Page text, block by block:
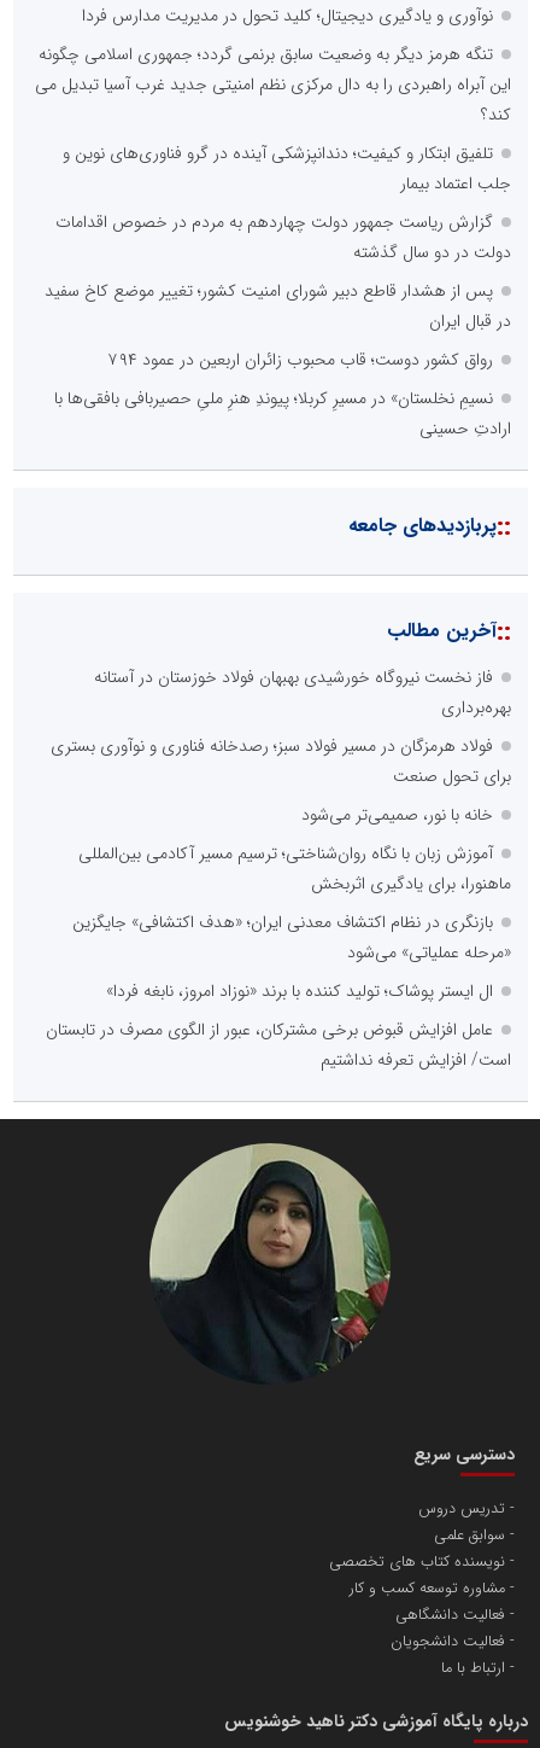
نوآوری و یادگیری دیجیتال؛ کلید تحول در مدیریت مدارس فردا
تنگه هرمز دیگر به وضعیت سابق برنمی گردد؛ جمهوری اسلامی چگونه
این آبراه راهبردی را به دال مرکزی نظم امنیتی جدید غرب آسیا تبدیل می
کند؟
تلفیق ابتکار و کیفیت؛ دندانپزشکی آینده در گرو فناوری‌های نوین و
جلب اعتماد بیمار
گزارش ریاست جمهور دولت چهاردهم به مردم در خصوص اقدامات
دولت در دو سال گذشته
پس از هشدار قاطع دبیر شورای امنیت کشور؛ تغییر موضع کاخ سفید
در قبال ایران
رواق کشور دوست؛ قاب محبوب زائران اربعین در عمود ۷۹۴
نسیمِ نخلستان» در مسیرِ کربلا؛ پیوندِ هنرِ ملیِ حصیربافی بافقی‌ها با
ارادتِ حسینی
::پربازدیدهای جامعه
::آخرین مطالب
فاز نخست نیروگاه خورشیدی بهبهان فولاد خوزستان در آستانه
بهره‌برداری
فولاد هرمزگان در مسیر فولاد سبز؛ رصدخانه فناوری و نوآوری بستری
برای تحول صنعت
خانه با نور، صمیمی‌تر می‌شود
آموزش زبان با نگاه روان‌شناختی؛ ترسیم مسیر آکادمی بین‌المللی
ماهنورا، برای یادگیری اثربخش
بازنگری در نظام اکتشاف معدنی ایران؛ «هدف اکتشافی» جایگزین
«مرحله عملیاتی» می‌شود
ال ایستر پوشاک؛ تولید کننده با برند «نوزاد امروز، نابغه فردا»
عامل افزایش قبوض برخی مشترکان، عبور از الگوی مصرف در تابستان
است/ افزایش تعرفه نداشتیم
دسترسی سریع
تدریس دروس
سوابق علمی
نویسنده کتاب های تخصصی
مشاوره توسعه کسب و کار
فعالیت دانشگاهی
فعالیت دانشجویان
ارتباط با ما
درباره پایگاه آموزشی دکتر ناهید خوشنویس